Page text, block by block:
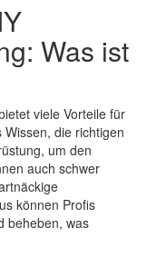
Was ist
viele Vorteile für
die richtigen
um den
auch schwer
können Profis
beheben, was